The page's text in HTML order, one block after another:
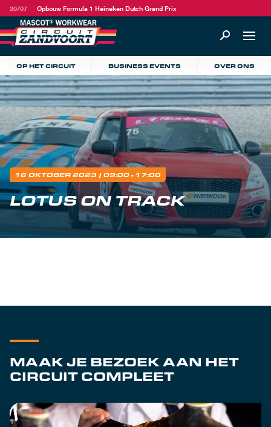
20/07 Opbouw Formula 1 Heineken Dutch Grand Prix
OP HET CIRCUIT BUSINESS EVENTS OVER ONS
16 OKTOBER 2023 | 09:00 - 17:00
LOTUS ON TRACK
MAAK JE BEZOEK AAN HET
CIRCUIT COMPLEET